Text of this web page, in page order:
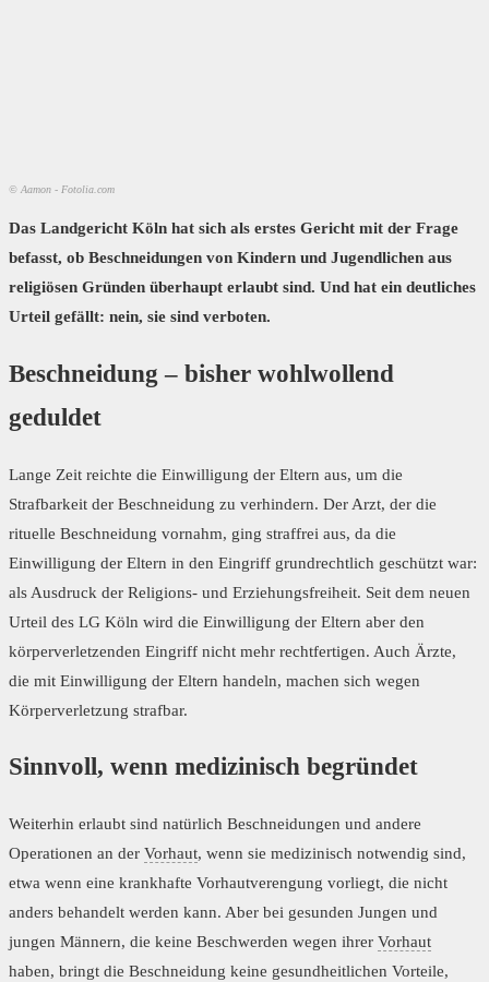
© Aamon - Fotolia.com
Das Landgericht Köln hat sich als erstes Gericht mit der Frage
befasst, ob Beschneidungen von Kindern und Jugendlichen aus
religiösen Gründen überhaupt erlaubt sind. Und hat ein deutliches
Urteil gefällt: nein, sie sind verboten.
Beschneidung – bisher wohlwollend
geduldet
Lange Zeit reichte die Einwilligung der Eltern aus, um die
Strafbarkeit der Beschneidung zu verhindern. Der Arzt, der die
rituelle Beschneidung vornahm, ging straffrei aus, da die
Einwilligung der Eltern in den Eingriff grundrechtlich geschützt war:
als Ausdruck der Religions- und Erziehungsfreiheit. Seit dem neuen
Urteil des LG Köln wird die Einwilligung der Eltern aber den
körperverletzenden Eingriff nicht mehr rechtfertigen. Auch Ärzte,
die mit Einwilligung der Eltern handeln, machen sich wegen
Körperverletzung strafbar.
Sinnvoll, wenn medizinisch begründet
Weiterhin erlaubt sind natürlich Beschneidungen und andere
Operationen an der Vorhaut, wenn sie medizinisch notwendig sind,
etwa wenn eine krankhafte Vorhautverengung vorliegt, die nicht
anders behandelt werden kann. Aber bei gesunden Jungen und
jungen Männern, die keine Beschwerden wegen ihrer Vorhaut
haben, bringt die Beschneidung keine gesundheitlichen Vorteile,